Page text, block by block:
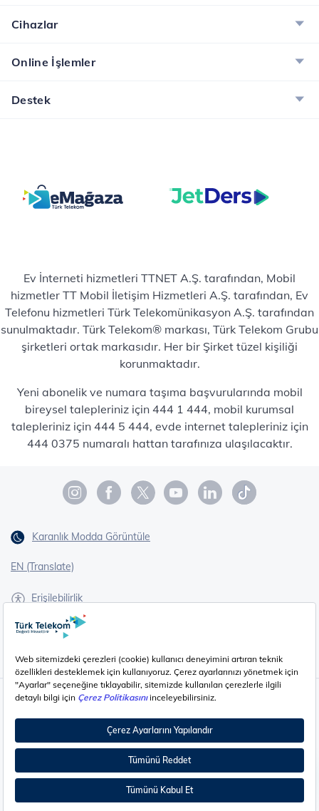
Cihazlar
Online İşlemler
Destek
Ev İnterneti hizmetleri TTNET A.Ş. tarafından, Mobil
hizmetler TT Mobil İletişim Hizmetleri A.Ş. tarafından, Ev
Telefonu hizmetleri Türk Telekomünikasyon A.Ş. tarafından
sunulmaktadır. Türk Telekom® markası, Türk Telekom Grubu
şirketleri ortak markasıdır. Her bir Şirket tüzel kişiliği
korunmaktadır.
Yeni abonelik ve numara taşıma başvurularında mobil
bireysel talepleriniz için 444 1 444, mobil kurumsal
talepleriniz için 444 5 444, evde internet talepleriniz için
444 0375 numaralı hattan tarafınıza ulaşılacaktır.
Karanlık Modda Görüntüle
EN (Translate)
Erişilebilirlik
İşaret Dili Çevirisi
Çerez Ayarları